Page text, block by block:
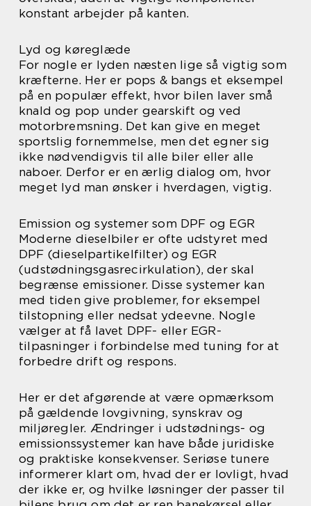
konstant arbejder på kanten.
Lyd og køreglæde
For nogle er lyden næsten lige så vigtig som
kræfterne. Her er pops & bangs et eksempel
på en populær effekt, hvor bilen laver små
knald og pop under gearskift og ved
motorbremsning. Det kan give en meget
sportslig fornemmelse, men det egner sig
ikke nødvendigvis til alle biler eller alle
naboer. Derfor er en ærlig dialog om, hvor
meget lyd man ønsker i hverdagen, vigtig.
Emission og systemer som DPF og EGR
Moderne dieselbiler er ofte udstyret med
DPF (dieselpartikelfilter) og EGR
(udstødningsgasrecirkulation), der skal
begrænse emissioner. Disse systemer kan
med tiden give problemer, for eksempel
tilstopning eller nedsat ydeevne. Nogle
vælger at få lavet DPF- eller EGR-
tilpasninger i forbindelse med tuning for at
forbedre drift og respons.
Her er det afgørende at være opmærksom
på gældende lovgivning, synskrav og
miljøregler. Ændringer i udstødnings- og
emissionssystemer kan have både juridiske
og praktiske konsekvenser. Seriøse tunere
informerer klart om, hvad der er lovligt, hvad
der ikke er, og hvilke løsninger der passer til